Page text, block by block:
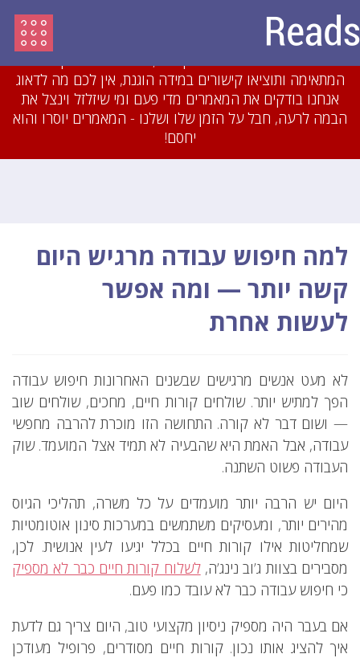
עדכון מיולי 2018: לאחרונה חסמנו משתמשים והסרנו
עשרות מאמרים שהיו מועתקים או כתובים בזילזול בצורה
המתאימה ותוציאו קישורים במידה הוגנת, אין לכם מה לדאוג
אנחנו בודקים את המאמרים מדי פעם ומי שיזלזל וינצל את
הבמה לרעה, חבל על הזמן שלו ושלנו - המאמרים יוסרו והוא
יחסם!
למה חיפוש עבודה מרגיש היום
קשה יותר — ומה אפשר
לעשות אחרת
לא מעט אנשים מרגישים שבשנים האחרונות חיפוש עבודה
הפך למתיש יותר. שולחים קורות חיים, מחכים, שולחים שוב
— ושום דבר לא קורה. התחושה הזו מוכרת להרבה מחפשי
עבודה, אבל האמת היא שהבעיה לא תמיד אצל המועמד. שוק
העבודה פשוט השתנה.
היום יש הרבה יותר מועמדים על כל משרה, תהליכי הגיוס
מהירים יותר, ומעסיקים משתמשים במערכות סינון אוטומטיות
שמחליטות אילו קורות חיים בכלל יגיעו לעין אנושית. לכן,
מסבירים בצוות ג’וב נינג’ה,לשלוח קורות חיים כבר לא מספיק
כי חיפוש עבודה כבר לא עובד כמו פעם.
אם בעבר היה מספיק ניסיון מקצועי טוב, היום צריך גם לדעת
איך להציג אותו נכון. קורות חיים מסודרים, פרופיל מעודכן